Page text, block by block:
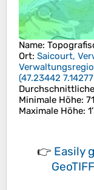
Name:
Ort: Saicourt,
(47.23442
Minimale Höhe:
Maximale Höhe:
👉 Easily